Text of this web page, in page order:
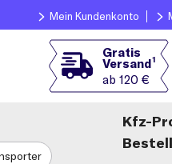
Mein Kundenkonto
Gratis
Versand1
ab 120 €
Kfz-